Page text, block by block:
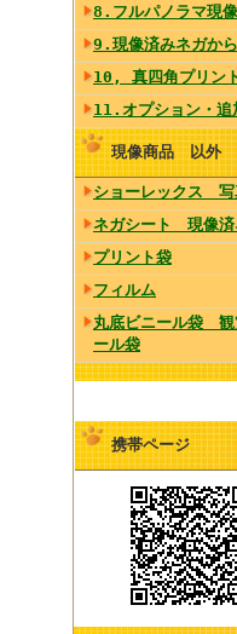
8.フルパノラマ現
9.現像済みネガか
10, 真四角プリン
11.オプション・追
現像商品 以外
ショーレックス 写
ネガシート 現像
プリント袋
フィルム
丸底ビニール袋 観
ール袋
携帯ページ